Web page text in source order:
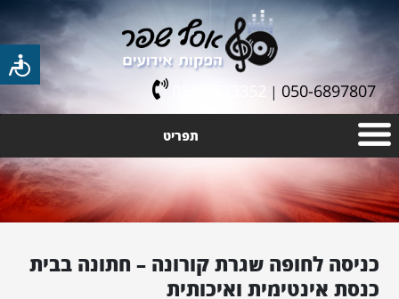
050-6897807
|
052-8523352
תפריט
כניסה לחופה שגרת קורונה – חתונה בבית
כנסת אינטימית ואיכותית